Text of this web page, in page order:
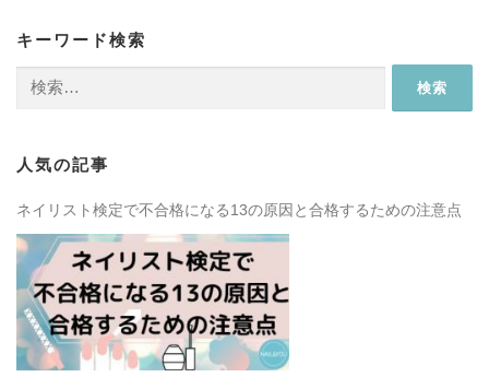
キーワード検索
人気の記事
ネイリスト検定で不合格になる13の原因と合格するための注意点